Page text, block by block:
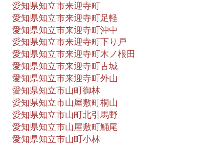
愛知県知立市来迎寺町
愛知県知立市来迎寺町足軽
愛知県知立市来迎寺町沖中
愛知県知立市来迎寺町下り戸
愛知県知立市来迎寺町木ノ根田
愛知県知立市来迎寺町古城
愛知県知立市来迎寺町外山
愛知県知立市山町御林
愛知県知立市山屋敷町桐山
愛知県知立市山町北引馬野
愛知県知立市山屋敷町鯒尾
愛知県知立市山町小林